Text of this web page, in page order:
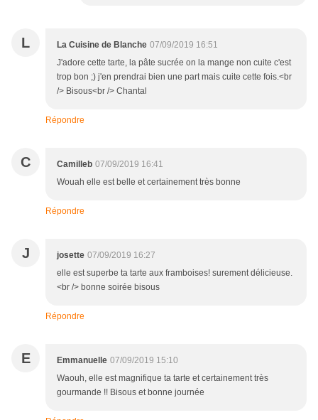
L La Cuisine de Blanche 07/09/2019 16:51
J'adore cette tarte, la pâte sucrée on la mange non cuite c'est
trop bon ;) j'en prendrai bien une part mais cuite cette fois.<br
/> Bisous<br /> Chantal
Répondre
C Camilleb 07/09/2019 16:41
Wouah elle est belle et certainement très bonne
Répondre
J josette 07/09/2019 16:27
elle est superbe ta tarte aux framboises! surement délicieuse.
<br /> bonne soirée bisous
Répondre
E Emmanuelle 07/09/2019 15:10
Waouh, elle est magnifique ta tarte et certainement très
gourmande !! Bisous et bonne journée